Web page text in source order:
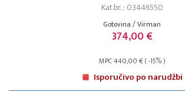
Kat.br. : 03446550
Gotovina / Virman
374,00 €
MPC 440,00 € ( -15% )
Isporučivo po narudžbi